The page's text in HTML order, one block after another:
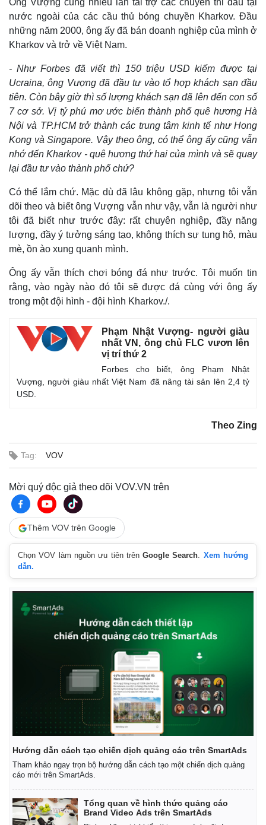
Pháp luật
Vụ án
Tin nóng
Tư vấn luật
Việt Nam
Phân tích
Ông Vượng cũng nhiều lần tài trợ các chuyến thi đấu tại
nước ngoài của các cầu thủ bóng chuyền Kharkov. Đầu
những năm 2000, ông ấy đã bán doanh nghiệp của mình ở
Kharkov và trở về Việt Nam.
- Như Forbes đã viết thì 150 triệu USD kiếm được tại
Ucraina, ông Vượng đã đầu tư vào tổ hợp khách sạn đầu
tiên. Còn bây giờ thì số lượng khách sạn đã lên đến con số
7 cơ sở. Vị tỷ phú mơ ước biến thành phố quê hương Hà
Nội và TP.HCM trở thành các trung tâm kinh tế như Hong
Kong và Singapore. Vậy theo ông, có thể ông ấy cũng vẫn
nhớ đến Kharkov - quê hương thứ hai của mình và sẽ quay
lại đầu tư vào thành phố chứ?
Có thể lắm chứ. Mặc dù đã lâu không gặp, nhưng tôi vẫn
dõi theo và biết ông Vượng vẫn như vậy, vẫn là người như
tôi đã biết như trước đây: rất chuyên nghiệp, đầy năng
lượng, đầy ý tưởng sáng tạo, không thích sự tung hô, màu
mè, ồn ào xung quanh mình.
Ông ấy vẫn thích chơi bóng đá như trước. Tôi muốn tin
rằng, vào ngày nào đó tôi sẽ được đá cùng với ông ấy
trong một đội hình - đội hình Kharkov./.
Phạm Nhật Vượng- người giàu
nhất VN, ông chủ FLC vươn lên
vị trí thứ 2
Forbes cho biết, ông Phạm Nhật
Vượng, người giàu nhất Việt Nam đã nâng tài sản lên 2,4 tỷ
USD.
Theo Zing
Tag: VOV
Mời quý độc giả theo dõi VOV.VN trên
Thêm VOV trên Google
Chọn VOV làm nguồn ưu tiên trênGoogle Search. Xem hướng
dẫn.
Hướng dẫn cách tạo chiến dịch quảng cáo trên SmartAds
Tham khảo ngay trọn bộ hướng dẫn cách tạo một chiến dịch quảng
cáo mới trên SmartAds.
Tổng quan về hình thức quảng cáo
Brand Video Ads trên SmartAds